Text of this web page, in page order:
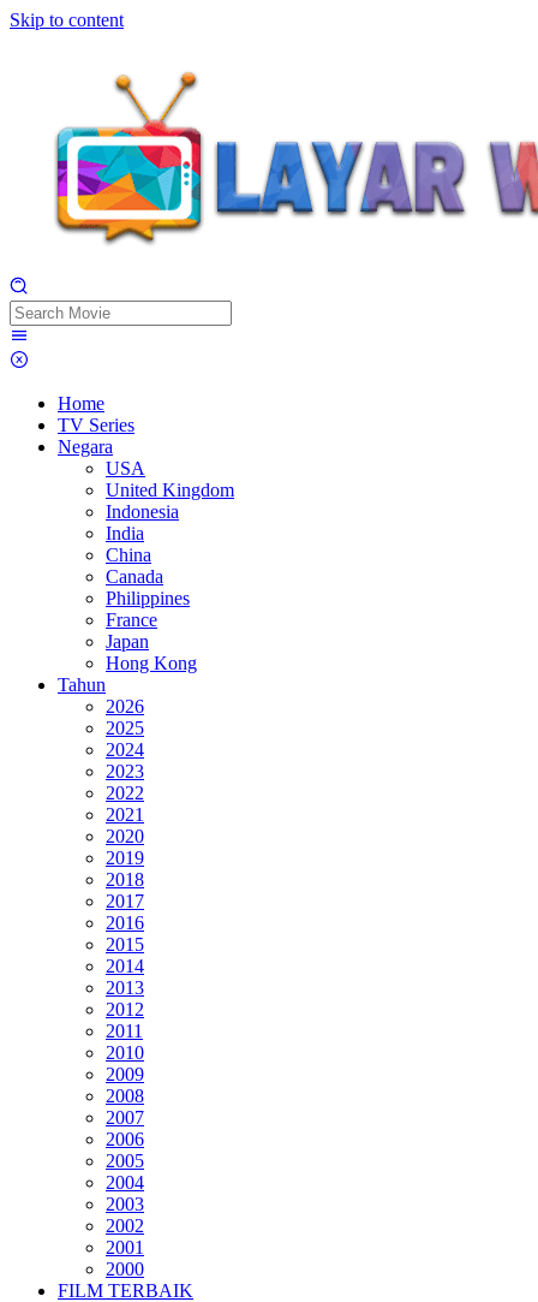
Skip to content
Home
TV Series
Negara
USA
United Kingdom
Indonesia
India
China
Canada
Philippines
France
Japan
Hong Kong
Tahun
2026
2025
2024
2023
2022
2021
2020
2019
2018
2017
2016
2015
2014
2013
2012
2011
2010
2009
2008
2007
2006
2005
2004
2003
2002
2001
2000
FILM TERBAIK